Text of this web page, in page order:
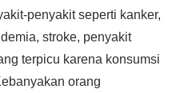
penyakit seperti kanker,
stroke, penyakit
terpicu karena konsumsi
orang